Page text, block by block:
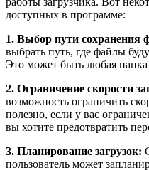
доступных в программе:
1. Выбор пути сохранения
выбрать путь, где файлы
Это может быть любая папка
2. Ограничение скорости
возможность ограничить
полезно, если у вас
вы хотите предотвратить
3. Планирование загрузок:
пользователь может